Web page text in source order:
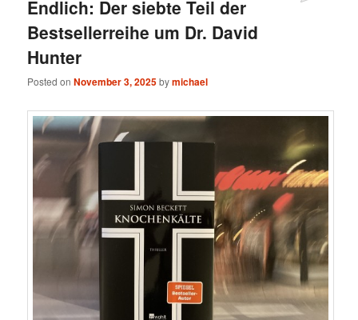
Endlich: Der siebte Teil der
Bestsellerreihe um Dr. David
Hunter
Posted onNovember 3, 2025bymichael